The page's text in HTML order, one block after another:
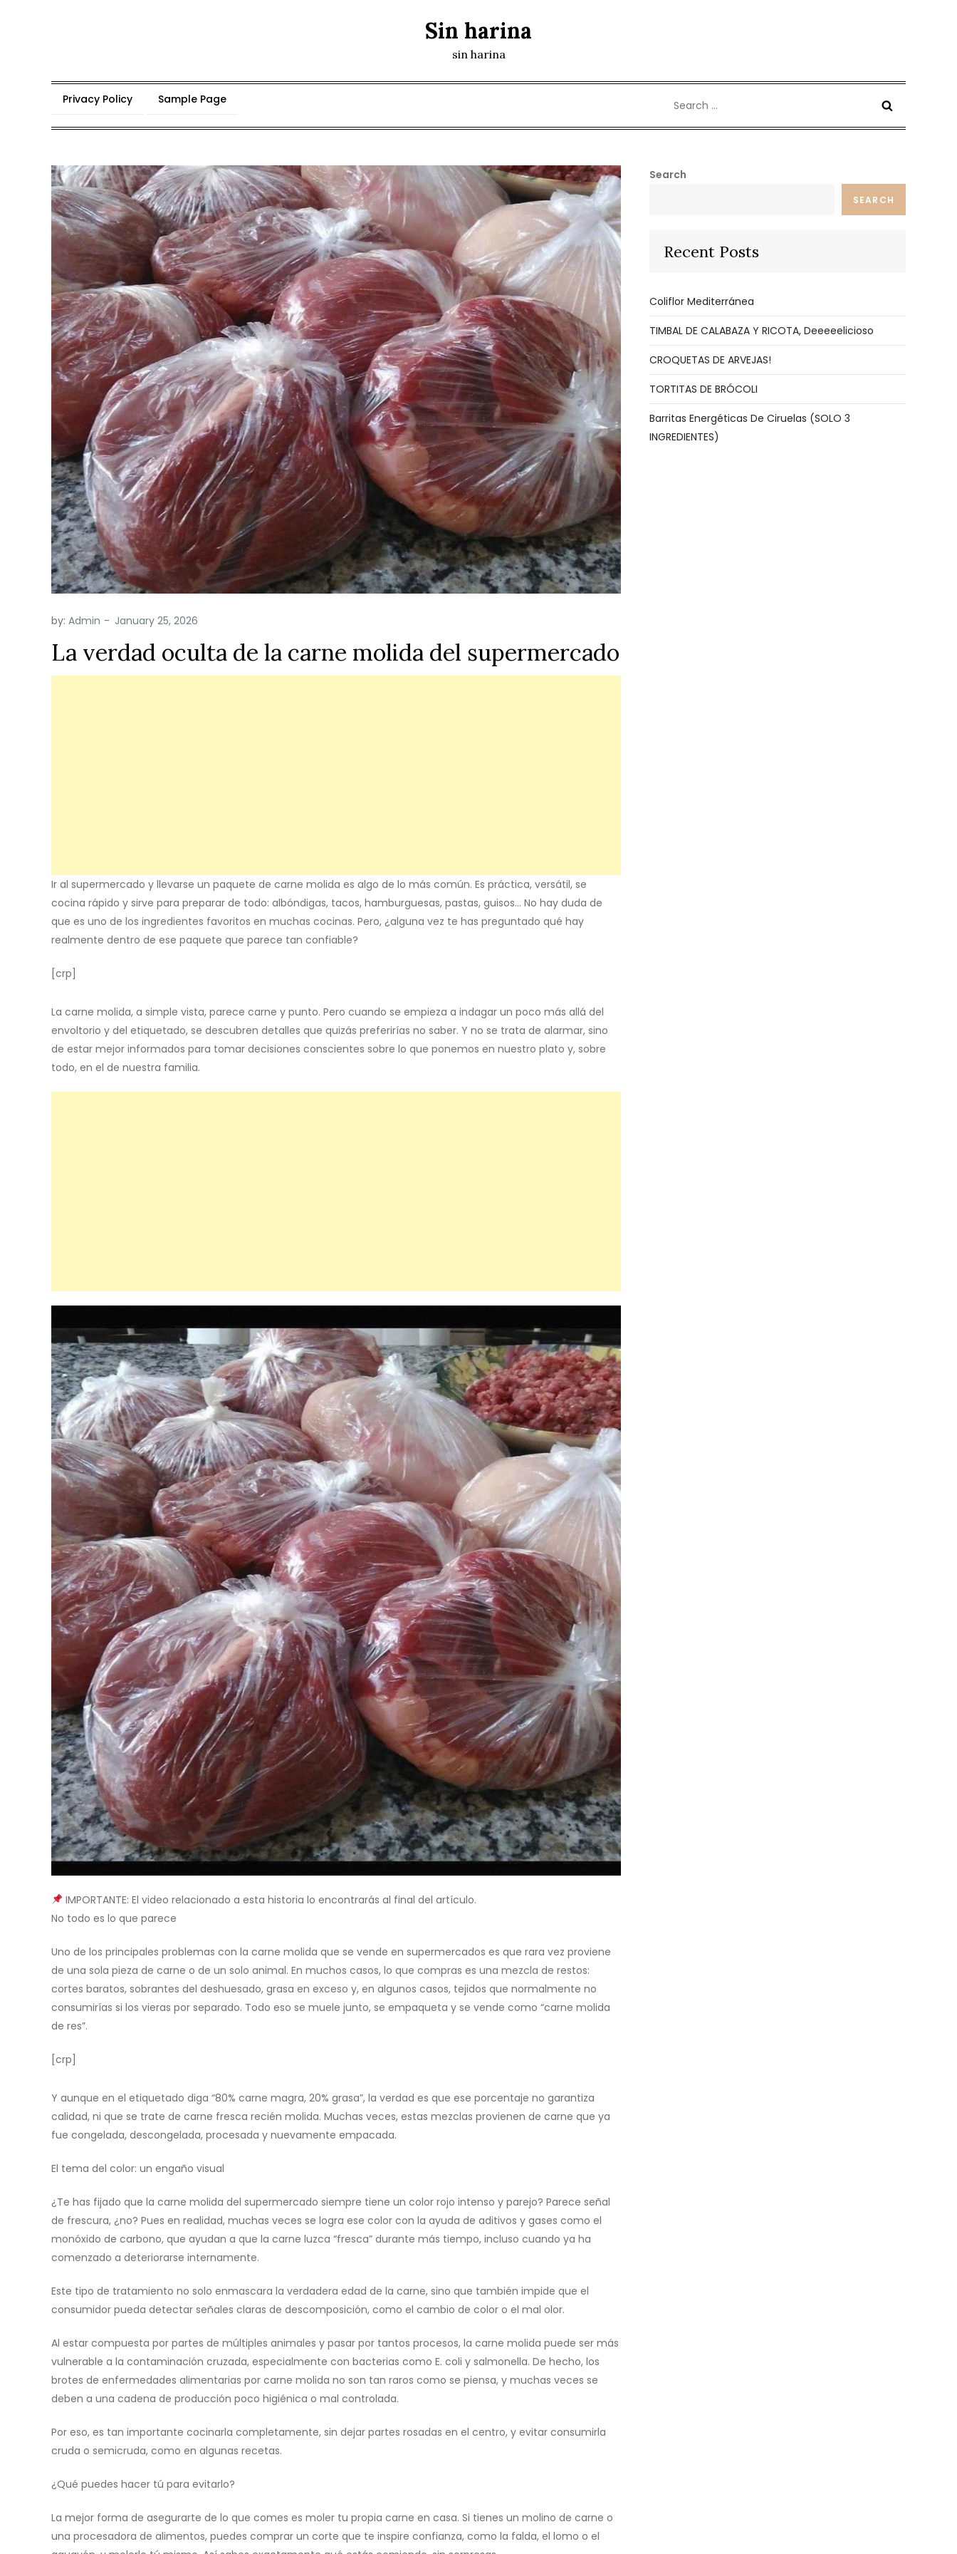
Sin harina
sin harina
Privacy Policy Sample Page
for:
by: Admin
La verdad oculta de la carne molida del supermercado
Ir al supermercado y llevarse un paquete de carne molida es algo de lo más común. Es práctica, versátil, se
cocina rápido y sirve para preparar de todo: albóndigas, tacos, hamburguesas, pastas, guisos… No hay duda de
que es uno de los ingredientes favoritos en muchas cocinas. Pero, ¿alguna vez te has preguntado qué hay
realmente dentro de ese paquete que parece tan confiable?
[crp]
La carne molida, a simple vista, parece carne y punto. Pero cuando se empieza a indagar un poco más allá del
envoltorio y del etiquetado, se descubren detalles que quizás preferirías no saber. Y no se trata de alarmar, sino
de estar mejor informados para tomar decisiones conscientes sobre lo que ponemos en nuestro plato y, sobre
todo, en el de nuestra familia.
IMPORTANTE: El video relacionado a esta historia lo encontrarás al final del artículo.
No todo es lo que parece
Uno de los principales problemas con la carne molida que se vende en supermercados es que rara vez proviene
de una sola pieza de carne o de un solo animal. En muchos casos, lo que compras es una mezcla de restos:
cortes baratos, sobrantes del deshuesado, grasa en exceso y, en algunos casos, tejidos que normalmente no
consumirías si los vieras por separado. Todo eso se muele junto, se empaqueta y se vende como “carne molida
de res”.
[crp]
Y aunque en el etiquetado diga “80% carne magra, 20% grasa”, la verdad es que ese porcentaje no garantiza
calidad, ni que se trate de carne fresca recién molida. Muchas veces, estas mezclas provienen de carne que ya
fue congelada, descongelada, procesada y nuevamente empacada.
El tema del color: un engaño visual
¿Te has fijado que la carne molida del supermercado siempre tiene un color rojo intenso y parejo? Parece señal
de frescura, ¿no? Pues en realidad, muchas veces se logra ese color con la ayuda de aditivos y gases como el
monóxido de carbono, que ayudan a que la carne luzca “fresca” durante más tiempo, incluso cuando ya ha
comenzado a deteriorarse internamente.
Este tipo de tratamiento no solo enmascara la verdadera edad de la carne, sino que también impide que el
consumidor pueda detectar señales claras de descomposición, como el cambio de color o el mal olor.
Al estar compuesta por partes de múltiples animales y pasar por tantos procesos, la carne molida puede ser más
vulnerable a la contaminación cruzada, especialmente con bacterias como E. coli y salmonella. De hecho, los
brotes de enfermedades alimentarias por carne molida no son tan raros como se piensa, y muchas veces se
deben a una cadena de producción poco higiénica o mal controlada.
Por eso, es tan importante cocinarla completamente, sin dejar partes rosadas en el centro, y evitar consumirla
cruda o semicruda, como en algunas recetas.
¿Qué puedes hacer tú para evitarlo?
La mejor forma de asegurarte de lo que comes es moler tu propia carne en casa. Si tienes un molino de carne o
una procesadora de alimentos, puedes comprar un corte que te inspire confianza, como la falda, el lomo o el
Search
SEARCH
Recent Posts
Coliflor Mediterránea
TIMBAL DE CALABAZA Y RICOTA, Deeeeelicioso
CROQUETAS DE ARVEJAS!
TORTITAS DE BRÓCOLI
Barritas Energéticas De Ciruelas (SOLO 3
INGREDIENTES)